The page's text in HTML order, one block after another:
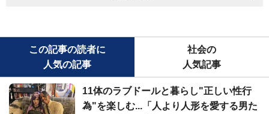
この記事の読者に
人気の記事
社会の
人気記事
11体のラブドールと暮らし"正しい性行
為"を楽しむ...「人より人形を愛する男た